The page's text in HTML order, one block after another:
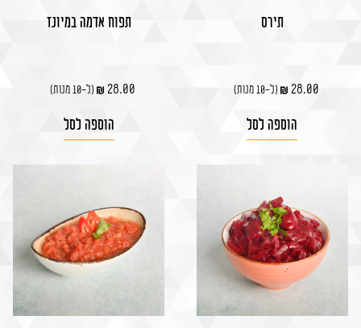
תירס
28.00 (ל-10 מנות)
הוספה לסל
תפוח אדמה במיונז
28.00 (ל-10 מנות)
הוספה לסל